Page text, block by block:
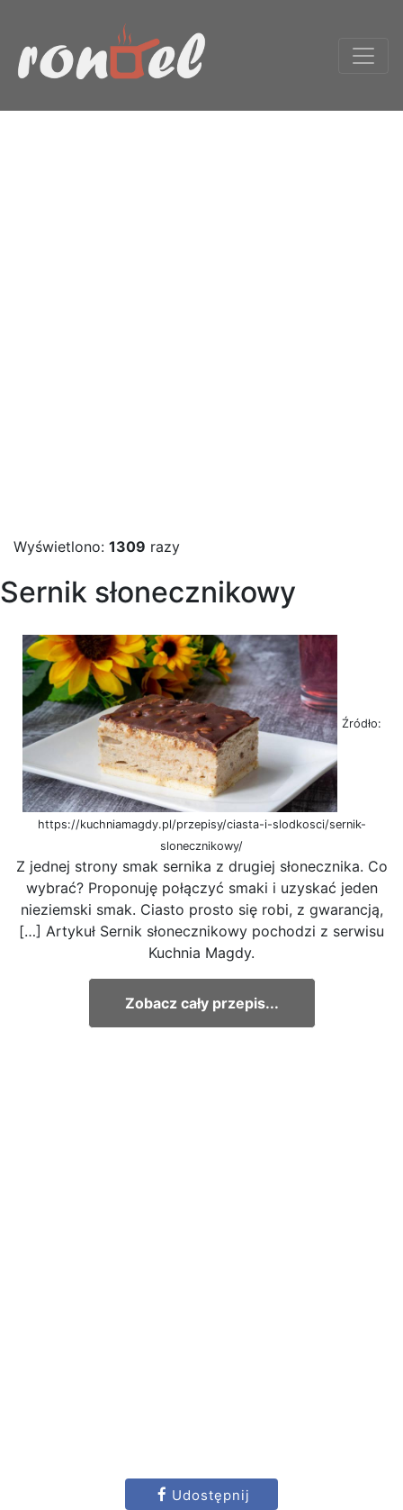
Wyświetlono: 1309 razy
Sernik słonecznikowy
Źródło:
https://kuchniamagdy.pl/przepisy/ciasta-i-slodkosci/sernik-
slonecznikowy/
Z jednej strony smak sernika z drugiej słonecznika. Co
wybrać? Proponuję połączyć smaki i uzyskać jeden
nieziemski smak. Ciasto prosto się robi, z gwarancją,
[…] Artykuł Sernik słonecznikowy pochodzi z serwisu
Kuchnia Magdy.
Zobacz cały przepis...
Udostępnij